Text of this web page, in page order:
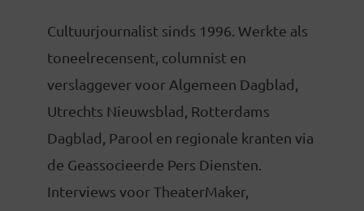
Cultuurjournalist sinds 1996. Werkte als
toneelrecensent, columnist en
verslaggever voor Algemeen Dagblad,
Utrechts Nieuwsblad, Rotterdams
Dagblad, Parool en regionale kranten via
de Geassocieerde Pers Diensten.
Interviews voor TheaterMaker,